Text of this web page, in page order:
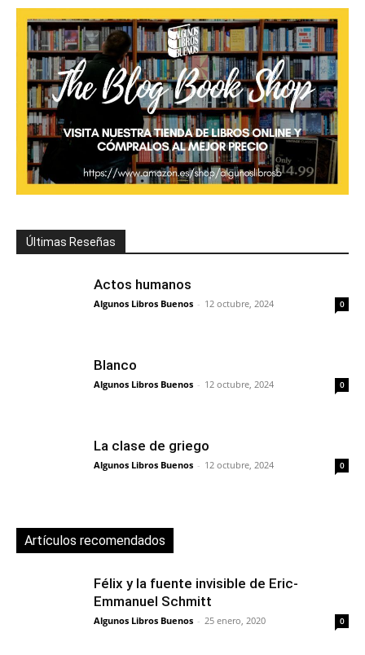
Últimas Reseñas
Actos humanos
Algunos Libros Buenos - 12 octubre, 2024 0
Blanco
Algunos Libros Buenos - 12 octubre, 2024 0
La clase de griego
Algunos Libros Buenos - 12 octubre, 2024 0
Artículos recomendados
Félix y la fuente invisible de Eric-
Emmanuel Schmitt
Algunos Libros Buenos - 25 enero, 2020 0